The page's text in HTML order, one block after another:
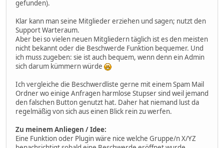
gefunden).
Klar kann man seine Mitglieder erziehen und sagen; nutzt den
Support Warteraum.
Aber bei so vielen neuen Mitgliedern täglich ist es den meisten
nicht bekannt oder die Beschwerde Funktion bequemer. Und
ich muss zugeben: sie ist auch bequem, wenn denn ein Admin
sich darum kümmern würde
Ich vergleiche die Beschwerdliste gerne mit einem Spam Mail
Ordner wo einige Anfragen harmlose Stupser sind weil jemand
den falschen Button genutzt hat. Daher hat niemand lust da
regelmäßig von sich aus einen Blick rein zu werfen.
Zu meinem Anliegen / Idee:
Eine Funktion oder Plugin wäre nice welche Gruppe/n X/YZ